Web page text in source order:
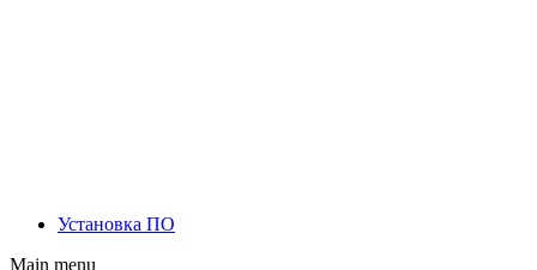
Установка ПО
Main menu